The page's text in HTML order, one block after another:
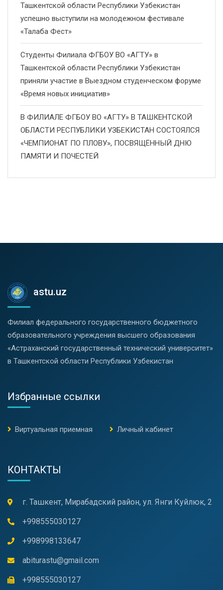
Ташкентской области Республики Узбекистан
успешно выступили на молодежном фестивале
«Талаба Фест»
Студенты Филиала ФГБОУ ВО «АГТУ» в
Ташкентской области Республики Узбекистан
приняли участие в Выездном студенческом форуме
«Время новых инициатив»
В ФИЛИАЛЕ ФГБОУ ВО «АГТУ» В ТАШКЕНТСКОЙ
ОБЛАСТИ РЕСПУБЛИКИ УЗБЕКИСТАН СОСТОЯЛСЯ
«ЧЕМПИОНАТ ПО ПЛОВУ», ПОСВЯЩЁННЫЙ ДНЮ
ПАМЯТИ И ПОЧЕСТЕЙ
astu.uz
Филиал федерального государственного бюджетного
образовательного учреждения высшего образования
«Астраханский государственный технический университет»
в Ташкентской области Республики Узбекистан
Избранные ссылки
Виртуальная приемная Личный кабинет
КОНТАКТЫ
г. Ташкент, Мирабадский район, ул. Янги Куйлюк, 2
+998555030127
+998998133647
abiturastu@gmail.com
+998555030127